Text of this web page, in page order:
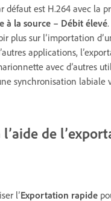
défaut est H.264 avec la
à la source – Débit élevé
plus sur l’importation
applications,
avec d’autres
synchronisation labiale
de
l’Exportation rapide